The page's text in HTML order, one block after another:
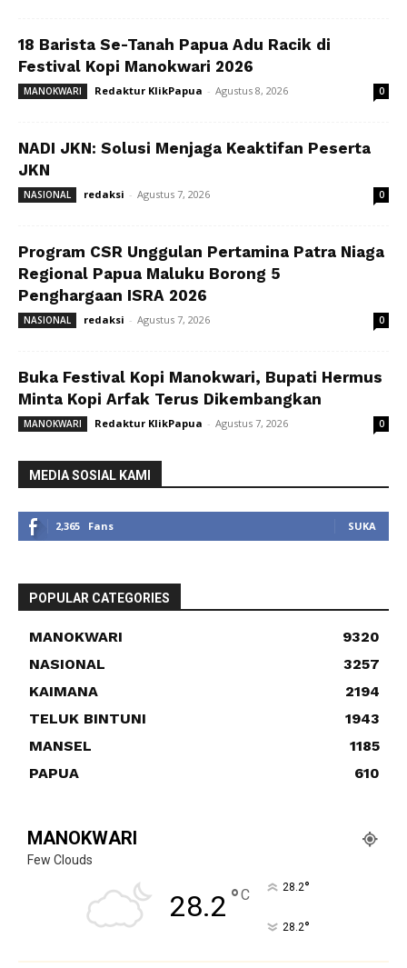
18 Barista Se-Tanah Papua Adu Racik di
Festival Kopi Manokwari 2026
MANOKWARI Redaktur KlikPapua - Agustus 8, 2026 0
NADI JKN: Solusi Menjaga Keaktifan Peserta
JKN
NASIONAL redaksi - Agustus 7, 2026 0
Program CSR Unggulan Pertamina Patra Niaga
Regional Papua Maluku Borong 5
Penghargaan ISRA 2026
NASIONAL redaksi - Agustus 7, 2026 0
Buka Festival Kopi Manokwari, Bupati Hermus
Minta Kopi Arfak Terus Dikembangkan
MANOKWARI Redaktur KlikPapua - Agustus 7, 2026 0
MEDIA SOSIAL KAMI
2,365 Fans SUKA
POPULAR CATEGORIES
MANOKWARI
9320
NASIONAL
3257
KAIMANA
2194
TELUK BINTUNI
1943
MANSEL
1185
PAPUA
610
MANOKWARI
Few Clouds
28.2 °C 28.2°
28.2°